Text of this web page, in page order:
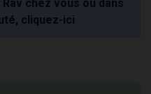
chez vous ou dans
cliquez-ici